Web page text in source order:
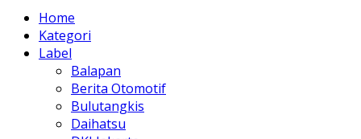
Home
Kategori
Label
Balapan
Berita Otomotif
Bulutangkis
Daihatsu